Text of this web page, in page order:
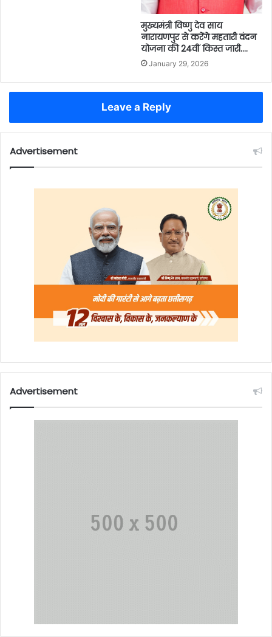
मुख्यमंत्री विष्णु देव साय
नारायणपुर से करेंगे महतारी वंदन
योजना की 24वीं किस्त जारी….
January 29, 2026
Leave a Reply
Advertisement
Advertisement